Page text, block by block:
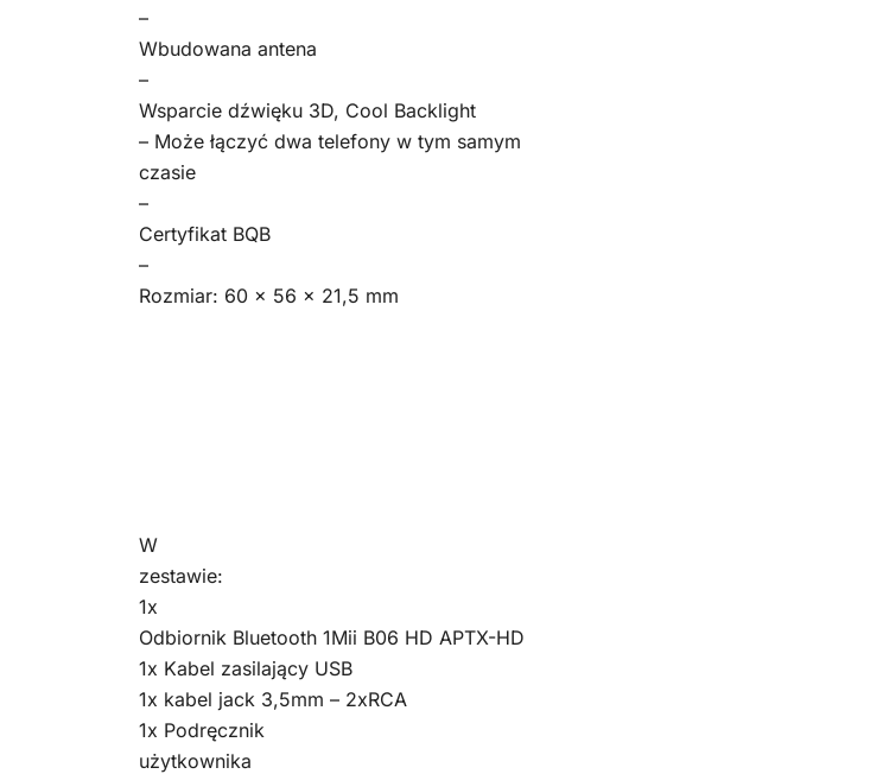
–
Wbudowana antena
–
Wsparcie dźwięku 3D, Cool Backlight
– Może łączyć dwa telefony w tym samym
czasie
–
Certyfikat BQB
–
Rozmiar: 60 x 56 x 21,5 mm
W
zestawie:
1x
Odbiornik Bluetooth 1Mii B06 HD APTX-HD
1x Kabel zasilający USB
1x kabel jack 3,5mm – 2xRCA
1x Podręcznik
użytkownika